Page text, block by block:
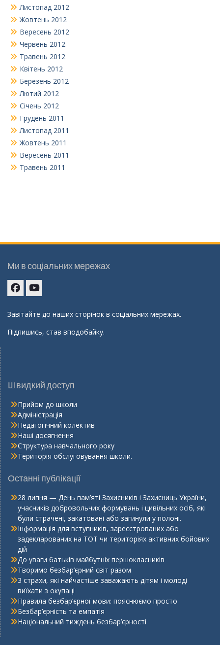
Листопад 2012
Жовтень 2012
Вересень 2012
Червень 2012
Травень 2012
Квітень 2012
Березень 2012
Лютий 2012
Січень 2012
Грудень 2011
Листопад 2011
Жовтень 2011
Вересень 2011
Травень 2011
Ми в соціальних мережах
Завітайте до наших сторінок в соціальних мережах.
Підпишись, став вподобайку.
Швидкий доступ
Прийом до школи
Адміністрація
Педагогічний колектив
Наші досягнення
Структура навчального року
Територія обслуговування школи.
Останні публікації
28 липня — День пам’яті Захисників і Захисниць України,
учасників добровольчих формувань і цивільних осіб, які
були страчені, закатовані або загинули у полоні.
Інформація для вступників, зареєстрованих або
задекларованих на ТОТ чи територіях активних бойових
дій
До уваги батьків майбутніх першокласників
Творимо безбар’єрний світ разом
3 страхи, які найчастіше заважають дітям і молоді
виїхати з окупаці
Правила безбар’єрної мови: пояснюємо просто
Безбар’єрність та емпатія
Національний тиждень безбар’єрності